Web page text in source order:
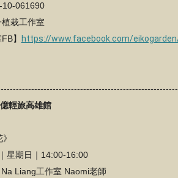
10-061690
植栽工作室
】
https://www.facebook.com/
輕旅高雄館
星期日｜14:00-16:00
Liang工作室 Naomi老師